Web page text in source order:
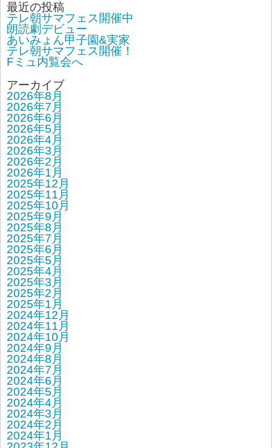
最近の投稿
テレ朝サマフェス開催中
朗読劇デビュー
あいみょん甲子園&実家
テレ朝サマフェス開催！
Fミュ内覧会へ
アーカイブ
2026年8月
2026年7月
2026年6月
2026年5月
2026年4月
2026年3月
2026年2月
2026年1月
2025年12月
2025年11月
2025年10月
2025年9月
2025年8月
2025年7月
2025年6月
2025年5月
2025年4月
2025年3月
2025年2月
2025年1月
2024年12月
2024年11月
2024年10月
2024年9月
2024年8月
2024年7月
2024年6月
2024年5月
2024年4月
2024年3月
2024年2月
2024年1月